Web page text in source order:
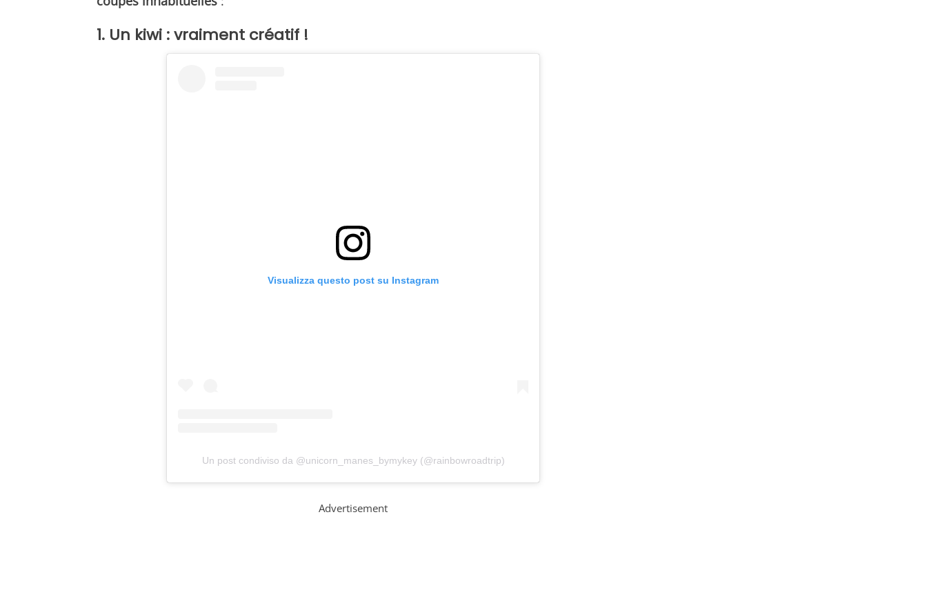
1. Un kiwi : vraiment créatif !
Visualizza questo post su Instagram
Un post condiviso da @unicorn_manes_bymykey (@rainbowroadtrip)
Advertisement